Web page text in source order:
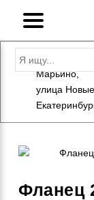
Адрес:
Марьино,
улица
Фланец